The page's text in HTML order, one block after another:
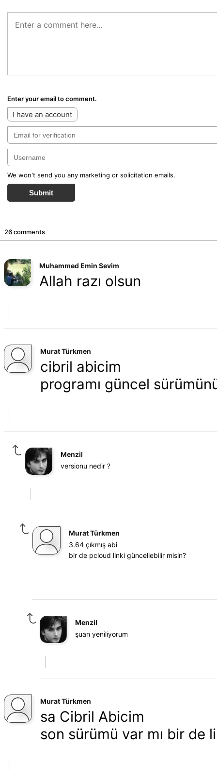
Enter your email to comment.
I have an account
We won't send you any marketing or solicitation emails.
Submit
26 comments
Muhammed Emin Sevim
Allah razı olsun
Murat Türkmen
cibril abicim
programı güncel
Menzil
versionu nedir ?
Murat Türkmen
3.64 çıkmış abi
bir de pcloud linki güncellebilir misin?
Menzil
şuan yeniliyorum
Murat Türkmen
sa Cibril Abicim
son sürümü var mı bir de